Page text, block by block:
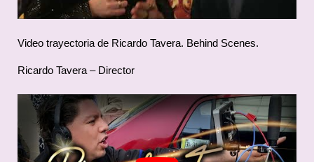
Video trayectoria de Ricardo Tavera. Behind Scenes.
Ricardo Tavera – Director